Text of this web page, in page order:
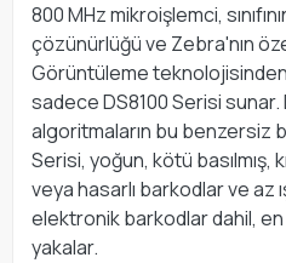
800 MHz mikroişlemci,
çözünürlüğü ve Zebra'nın
Görüntüleme
sadece DS8100 Serisi sunar.
algoritmaların bu benzersiz
Serisi, yoğun, kötü basılmış,
veya hasarlı barkodlar ve az
elektronik barkodlar dahil, en
yakalar.